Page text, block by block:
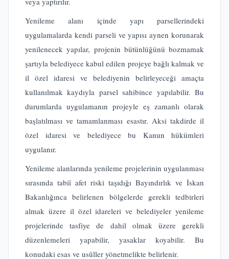
Yenileme alanı içinde yapı parsellerindeki
uygulamalarda kendi parseli ve yapısı aynen korunarak
yenilenecek yapılar, projenin bütünlüğünü bozmamak
şartıyla belediyece kabul edilen projeye bağlı kalmak ve
il özel idaresi ve belediyenin belirleyeceği amaçta
kullanılmak kaydıyla parsel sahibince yapılabilir. Bu
durumlarda uygulamanın projeyle eş zamanlı olarak
başlatılması ve tamamlanması esastır. Aksi takdirde il
özel idaresi ve belediyece bu Kanun hükümleri
uygulanır.
Yenileme alanlarında yenileme projelerinin uygulanması
sırasında tabiî afet riski taşıdığı Bayındırlık ve İskan
Bakanlığınca belirlenen bölgelerde gerekli tedbirleri
almak üzere il özel idareleri ve belediyeler yenileme
projelerinde tasfiye de dahil olmak üzere gerekli
düzenlemeleri yapabilir, yasaklar koyabilir. Bu
konudaki esas ve usûller yönetmelikte belirlenir.